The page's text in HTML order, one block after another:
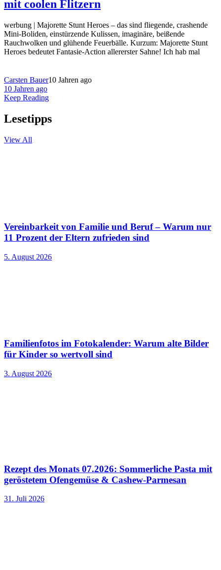
mit coolen Flitzern
werbung | Majorette Stunt Heroes – das sind fliegende, crashende
Mini-Boliden, einstürzende Kulissen, imaginäre, beißende
Rauchwolken und glühende Feuerbälle. Kurzum: Majorette Stunt
Heroes bedeutet Fantasie-Action allererster Sahne! Ich hab mal
Carsten Bauer10 Jahren ago
10 Jahren ago
Keep Reading
Lesetipps
View All
Vereinbarkeit von Familie und Beruf – Warum nur
11 Prozent der Eltern zufrieden sind
5. August 2026
Familienfotos im Fotokalender: Warum alte Bilder
für Kinder so wertvoll sind
3. August 2026
Rezept des Monats 07.2026: Sommerliche Pasta mit
geröstetem Ofengemüse & Cashew-Parmesan
31. Juli 2026